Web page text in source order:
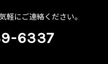
軽にご連絡ください。
6337